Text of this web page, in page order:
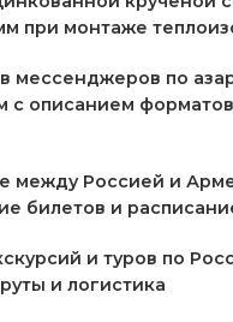
при монтаже
мессенджеров по
с описанием
между Россией и
билетов и
и туров по
и логистика